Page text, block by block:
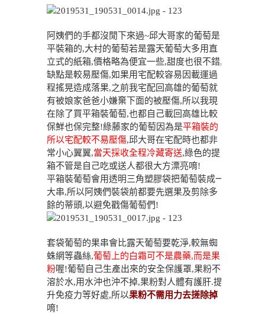
阿姨們的手都沒閒下來過~邱大哥家的葡萄是
平裝箱的,大村的葡萄若是露天葡萄大多用直
立式的紙箱,價格略為便宜一些,甜度也很不錯,
缺點是較易壓傷,如果用宅配較容易因載運過
程搖晃造成落果,之前我宅配回高雄的葡萄就
有被娘家爸爸小嫌棄下面的被壓傷,所以我現
在除了買平箱裝葡萄,也都自己載回高雄比較
保鮮也保完整!綠藤家的葡萄因為是平箱裝的
所以宅配較不易壓傷,邱大哥在宅配時也都非
常小心翼翼,當天採收全程冷藏寄送,綠色的提
箱不管是自己吃或送人都很大方漂亮唷!
平箱裝葡萄會用透明三角塑膠袋把葡萄裝成一
大串,所以阿姨們裝袋前都要先選果及剪除多
餘的蒂頭,以避免戳傷葡萄們!
套袋葡萄的果串會比露天葡萄要乾淨,較無蜘
蛛網等蟲絲,葡萄上的白霜可不是農藥,而是果
粉喔!葡萄自己生產出來的安全保護罩,果粉不
溶於水,用水沖也沖不掉,果粉對人體有護肝.提
升免疫力等好處,所以果粉不需用力去搓除掉
唷!